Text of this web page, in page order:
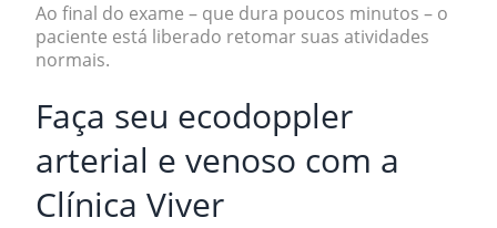
Ao final do exame – que dura poucos minutos – o
paciente está liberado retomar suas atividades
normais.
Faça seu ecodoppler
arterial e venoso com a
Clínica Viver